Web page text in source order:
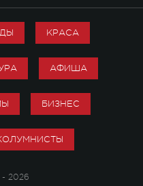
КРАСА
АФИША
БИЗНЕС
2026